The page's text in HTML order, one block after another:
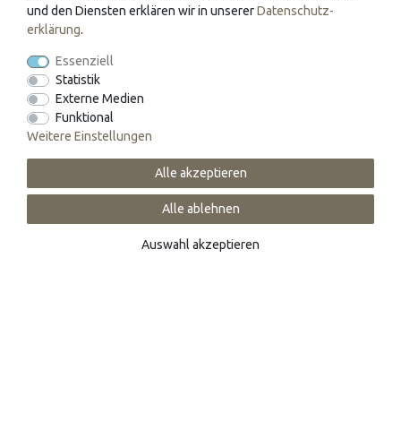
Varius Chinalack
schwarz/gold
913,00 € * 688,90 € *
und den Diensten erklären wir in unsererDaten­schutz­
erklärung.
Essenziell
Statistik
Externe Medien
Funktional
Weitere Einstellungen
Alle akzeptieren
Alle ablehnen
Auswahl akzeptieren